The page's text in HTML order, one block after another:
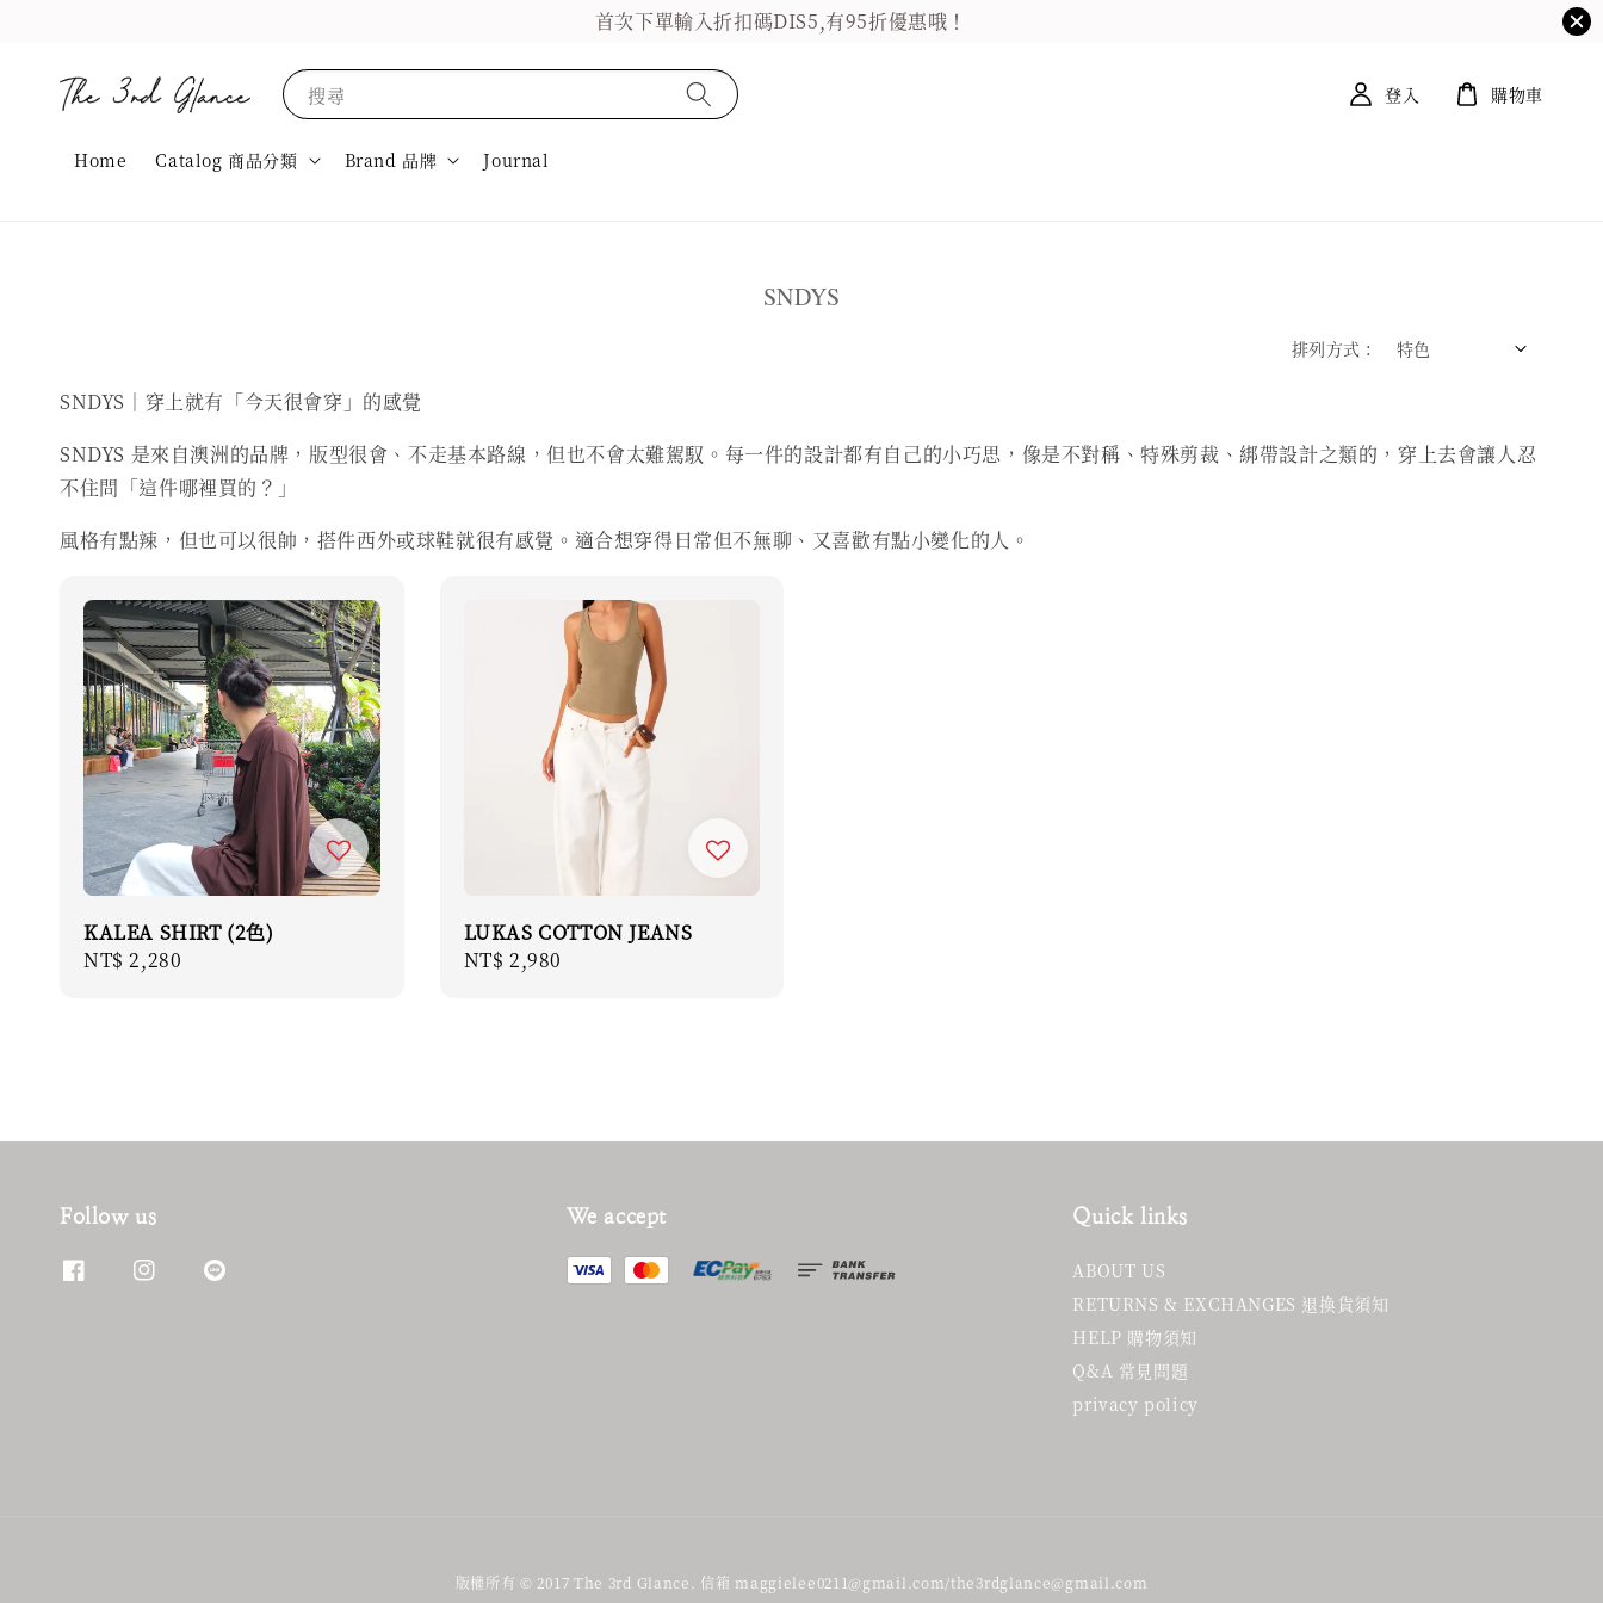
首次下單輸入折扣碼DIS5,有95折優惠哦！
搜尋
Home Catalog 商品分類 Brand 品牌 Journal
登入 購物車
SNDYS
排列方式 :
SNDYS｜穿上就有「今天很會穿」的感覺
SNDYS 是來自澳洲的品牌，版型很會、不走基本路線，但也不會太難駕馭。每一件的設計都有自己的小巧思，像是不對稱、特殊剪裁、綁帶設計之類的，穿上去會讓人忍
不住問「這件哪裡買的？」
風格有點辣，但也可以很帥，搭件西外或球鞋就很有感覺。適合想穿得日常但不無聊、又喜歡有點小變化的人。
KALEA SHIRT (2色)
Regular
NT$ 2,280
LUKAS COTTON JEANS
Regular
NT$ 2,980
Follow us We accept Quick links
ABOUT US
RETURNS & EXCHANGES 退換貨須知
HELP 購物須知
Q&A 常見問題
privacy policy
版權所有 © 2017 The 3rd Glance. 信箱 maggielee0211@gmail.com/the3rdglance@gmail.com